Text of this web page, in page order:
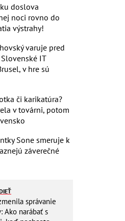
doslova
noci rovno do
výstrahy!
varuje pred
IT
v hre sú
či karikatúra?
v továrni, potom
Sone smeruje k
záverečné
správanie
Ako narábať s